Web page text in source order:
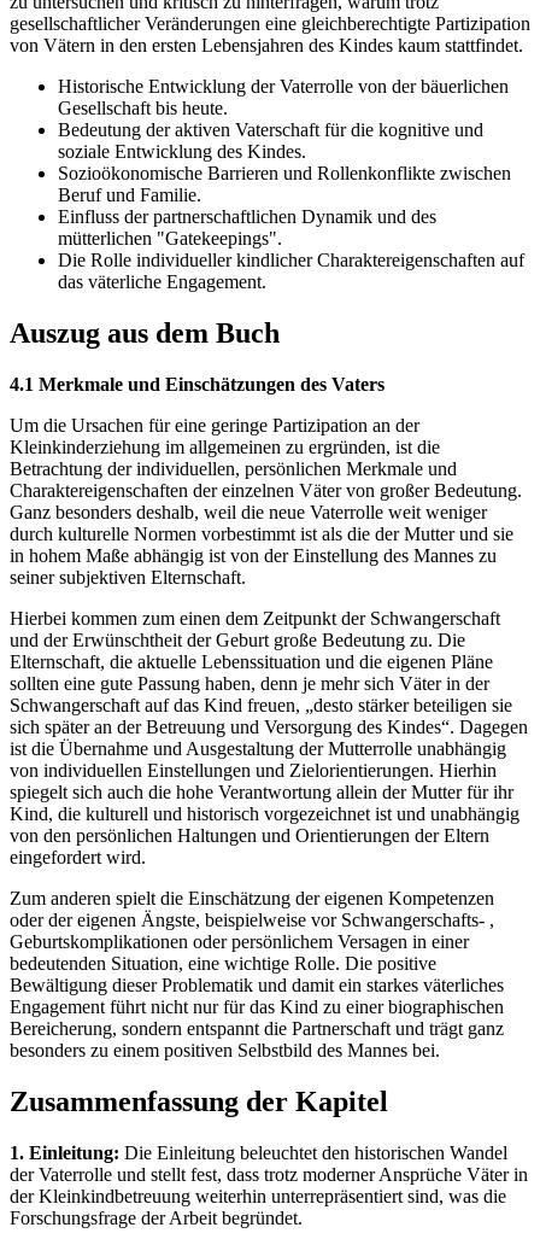
gesellschaftlicher Veränderungen eine gleichberechtigte Partizipation
von Vätern in den ersten Lebensjahren des Kindes kaum stattfindet.
Historische Entwicklung der Vaterrolle von der bäuerlichen
Gesellschaft bis heute.
Bedeutung der aktiven Vaterschaft für die kognitive und
soziale Entwicklung des Kindes.
Sozioökonomische Barrieren und Rollenkonflikte zwischen
Beruf und Familie.
Einfluss der partnerschaftlichen Dynamik und des
mütterlichen "Gatekeepings".
Die Rolle individueller kindlicher Charaktereigenschaften auf
das väterliche Engagement.
Auszug aus dem Buch
4.1 Merkmale und Einschätzungen des Vaters
Um die Ursachen für eine geringe Partizipation an der
Kleinkinderziehung im allgemeinen zu ergründen, ist die
Betrachtung der individuellen, persönlichen Merkmale und
Charaktereigenschaften der einzelnen Väter von großer Bedeutung.
Ganz besonders deshalb, weil die neue Vaterrolle weit weniger
durch kulturelle Normen vorbestimmt ist als die der Mutter und sie
in hohem Maße abhängig ist von der Einstellung des Mannes zu
seiner subjektiven Elternschaft.
Hierbei kommen zum einen dem Zeitpunkt der Schwangerschaft
und der Erwünschtheit der Geburt große Bedeutung zu. Die
Elternschaft, die aktuelle Lebenssituation und die eigenen Pläne
sollten eine gute Passung haben, denn je mehr sich Väter in der
Schwangerschaft auf das Kind freuen, „desto stärker beteiligen sie
sich später an der Betreuung und Versorgung des Kindes“. Dagegen
ist die Übernahme und Ausgestaltung der Mutterrolle unabhängig
von individuellen Einstellungen und Zielorientierungen. Hierhin
spiegelt sich auch die hohe Verantwortung allein der Mutter für ihr
Kind, die kulturell und historisch vorgezeichnet ist und unabhängig
von den persönlichen Haltungen und Orientierungen der Eltern
eingefordert wird.
Zum anderen spielt die Einschätzung der eigenen Kompetenzen
oder der eigenen Ängste, beispielweise vor Schwangerschafts- ,
Geburtskomplikationen oder persönlichem Versagen in einer
bedeutenden Situation, eine wichtige Rolle. Die positive
Bewältigung dieser Problematik und damit ein starkes väterliches
Engagement führt nicht nur für das Kind zu einer biographischen
Bereicherung, sondern entspannt die Partnerschaft und trägt ganz
besonders zu einem positiven Selbstbild des Mannes bei.
Zusammenfassung der Kapitel
1. Einleitung: Die Einleitung beleuchtet den historischen Wandel
der Vaterrolle und stellt fest, dass trotz moderner Ansprüche Väter in
der Kleinkindbetreuung weiterhin unterrepräsentiert sind, was die
Forschungsfrage der Arbeit begründet.